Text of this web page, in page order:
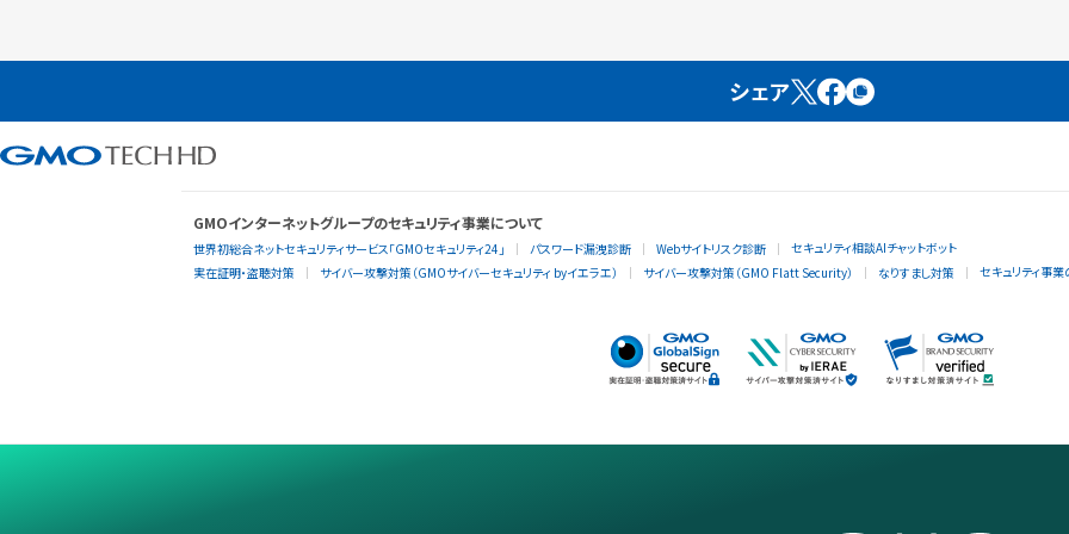
シェア
GMOインターネットグループのセキュリティ事業について
世界初総合ネットセキュリティサービス「GMOセキュリティ24」 パスワード漏洩診断 Webサイトリスク診断
セキュリティ相談AIチャットボット
実在証明・盗聴対策
サイバー攻撃対策（GMOサイバーセキュリティ byイエラエ） サイバー攻撃対策（GMO Flatt Security） なりすまし対策 セキュリティ事